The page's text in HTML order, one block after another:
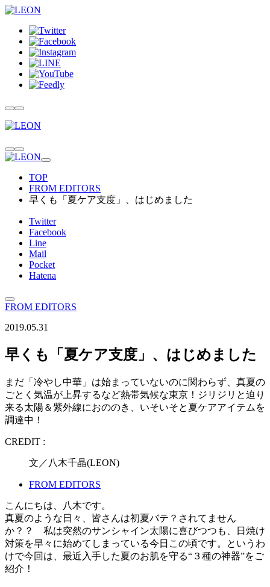
TOP
FROM EDITORS
早くも「夏ケア支度」、はじめました
Twitter
Facebook
Line
Mail
Pocket
Hatena
FROM EDITORS
2019.05.31
早くも「夏ケア支度」、はじめました
まだ「冷やし中華」は始まっていないのに関わらず、真夏の
ごとく気温が上昇するなど熱帯気候な東京！ジリジリと迫り
来る太陽＆紫外線におののき、いそいそと夏ケアアイテムを
調達中！
CREDIT :
文／八木千晶(LEON)
FROM EDITORS
こんにちは、八木です。
真夏のような日々、皆さんは初夏バテ？されてません
か？？ 私は突然のサンシャイン太陽に喜びつつも、日焼け
対策を早々に始めてしまっている今日この頃です。というわ
けで今回は、最近入手した夏のお肌を守る“３種の神器”をご
紹介！